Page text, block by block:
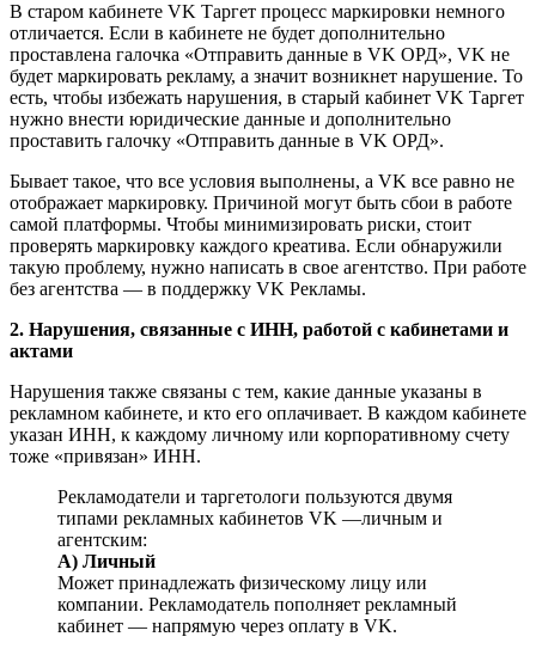
В старом кабинете VK Таргет процесс маркировки немного
отличается. Если в кабинете не будет дополнительно
проставлена галочка «Отправить данные в VK ОРД», VK не
будет маркировать рекламу, а значит возникнет нарушение. То
есть, чтобы избежать нарушения, в старый кабинет VK Таргет
нужно внести юридические данные и дополнительно
проставить галочку «Отправить данные в VK ОРД».
Бывает такое, что все условия выполнены, а VK все равно не
отображает маркировку. Причиной могут быть сбои в работе
самой платформы. Чтобы минимизировать риски, стоит
проверять маркировку каждого креатива. Если обнаружили
такую проблему, нужно написать в свое агентство. При работе
без агентства — в поддержку VK Рекламы.
2. Нарушения, связанные с ИНН, работой с кабинетами и
актами
Нарушения также связаны с тем, какие данные указаны в
рекламном кабинете, и кто его оплачивает. В каждом кабинете
указан ИНН, к каждому личному или корпоративному счету
тоже «привязан» ИНН.
Рекламодатели и таргетологи пользуются двумя
типами рекламных кабинетов VK —личным и
агентским:
А) Личный
Может принадлежать физическому лицу или
компании. Рекламодатель пополняет рекламный
кабинет — напрямую через оплату в VK.